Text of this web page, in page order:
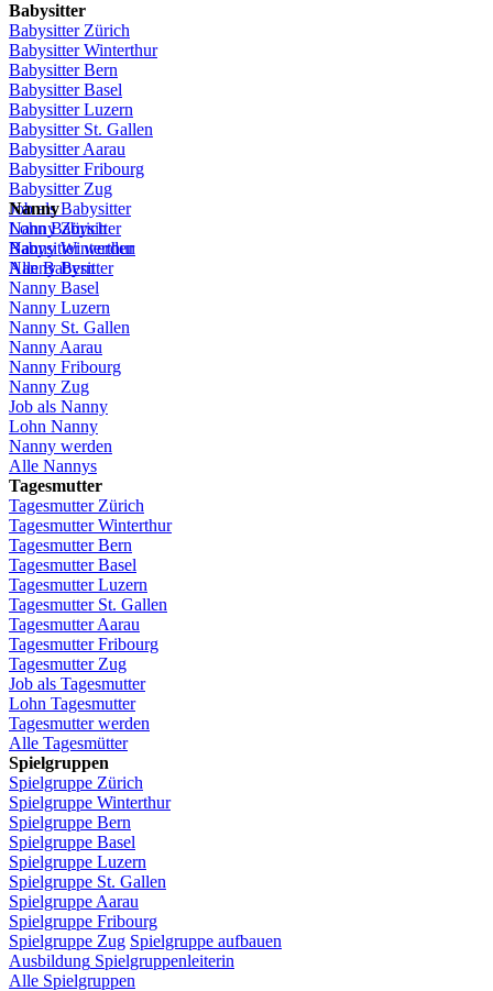
Babysitter
Babysitter Zürich
Babysitter Winterthur
Babysitter Bern
Babysitter Basel
BabysitterLuzern
Babysitter St. Gallen
BabysitterAarau
BabysitterFribourg
Babysitter Zug
JobalsBabysitter
LohnBabysitter
Babysitterwerden
Alle Babysitter
Nanny
NannyZürich
Nanny Winterthur
Nanny Bern
Nanny Basel
Nanny Luzern
Nanny St. Gallen
Nanny Aarau
Nanny Fribourg
Nanny Zug
Job als Nanny
Lohn Nanny
Nanny werden
Alle Nannys
Tagesmutter
Tagesmutter Zürich
TagesmutterWinterthur
TagesmutterBern
TagesmutterBasel
Tagesmutter Luzern
TagesmutterSt. Gallen
Tagesmutter Aarau
Tagesmutter Fribourg
Tagesmutter Zug
Job als Tagesmutter
Lohn Tagesmutter
Tagesmutter werden
Alle Tagesmütter
Spielgruppen
Spielgruppe Zürich
Spielgruppe Winterthur
Spielgruppe Bern
Spielgruppe Basel
Spielgruppe Luzern
Spielgruppe St. Gallen
Spielgruppe Aarau
Spielgruppe Fribourg
Spielgruppe Zug Spielgruppe aufbauen
Ausbildung Spielgruppenleiterin
Alle Spielgruppen